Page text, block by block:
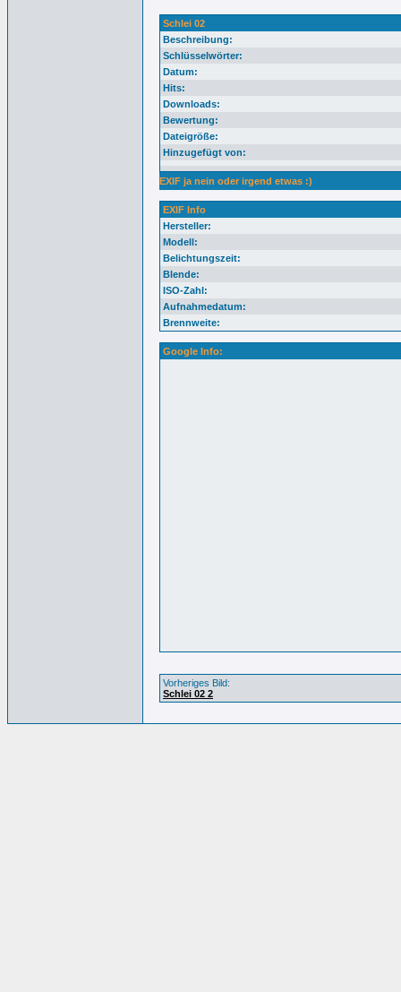
Schlei 02
Beschreibung:
Schlüsselwörter:
Datum:
Hits:
Downloads:
Bewertung:
Dateigröße:
Hinzugefügt von:
EXIF ja nein oder irgend etwas :)
EXIF Info
Hersteller:
Modell:
Belichtungszeit:
Blende:
ISO-Zahl:
Aufnahmedatum:
Brennweite:
Google Info:
Vorheriges Bild:
Schlei 02 2